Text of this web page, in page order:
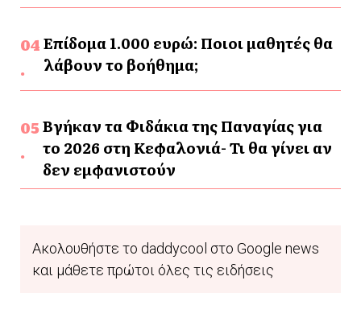
Επίδομα 1.000 ευρώ: Ποιοι μαθητές θα
λάβουν το βοήθημα;
Βγήκαν τα Φιδάκια της Παναγίας για
το 2026 στη Κεφαλονιά- Τι θα γίνει αν
δεν εμφανιστούν
Ακολουθήστε το daddycool στο Google news
και μάθετε πρώτοι όλες τις ειδήσεις